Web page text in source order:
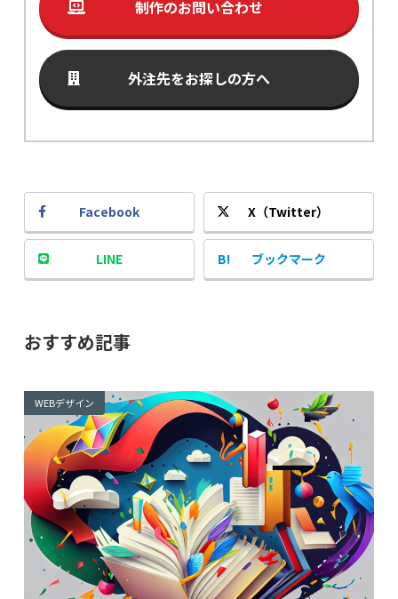
制作のお問い合わせ
外注先をお探しの方へ
Facebook X（Twitter）
LINE ブックマーク
おすすめ記事
WEBデザイン